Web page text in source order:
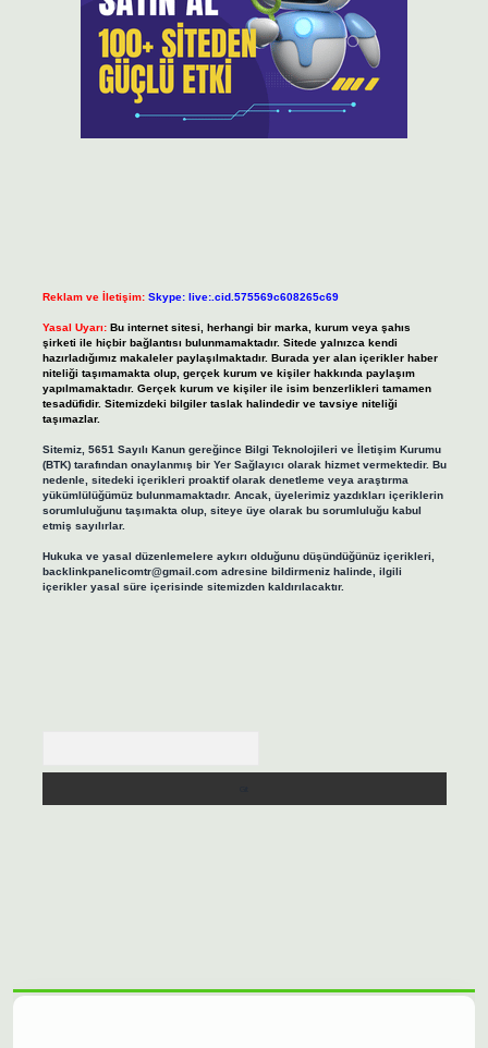
Reklam ve İletişim: Skype: live:.cid.575569c608265c69
Yasal Uyarı: Bu internet sitesi, herhangi bir marka, kurum veya şahıs
şirketi ile hiçbir bağlantısı bulunmamaktadır. Sitede yalnızca kendi
hazırladığımız makaleler paylaşılmaktadır. Burada yer alan içerikler haber
niteliği taşımamakta olup, gerçek kurum ve kişiler hakkında paylaşım
yapılmamaktadır. Gerçek kurum ve kişiler ile isim benzerlikleri tamamen
tesadüfidir. Sitemizdeki bilgiler taslak halindedir ve tavsiye niteliği
taşımazlar.
Sitemiz, 5651 Sayılı Kanun gereğince Bilgi Teknolojileri ve İletişim Kurumu
(BTK) tarafından onaylanmış bir Yer Sağlayıcı olarak hizmet vermektedir. Bu
nedenle, sitedeki içerikleri proaktif olarak denetleme veya araştırma
yükümlülüğümüz bulunmamaktadır. Ancak, üyelerimiz yazdıkları içeriklerin
sorumluluğunu taşımakta olup, siteye üye olarak bu sorumluluğu kabul
etmiş sayılırlar.
Hukuka ve yasal düzenlemelere aykırı olduğunu düşündüğünüz içerikleri,
backlinkpanelicomtr@gmail.comadresine bildirmeniz halinde, ilgili
içerikler yasal süre içerisinde sitemizden kaldırılacaktır.